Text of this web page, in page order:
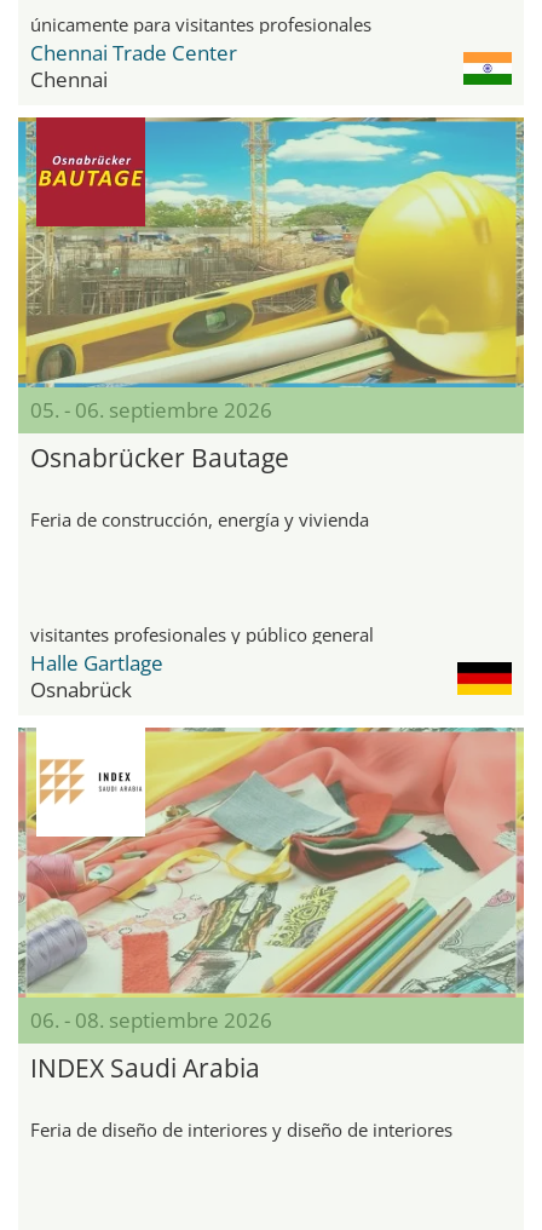
únicamente para visitantes profesionales
Chennai Trade Center
Chennai
05. - 06. septiembre 2026
Osnabrücker Bautage
Feria de construcción, energía y vivienda
visitantes profesionales y público general
Halle Gartlage
Osnabrück
06. - 08. septiembre 2026
INDEX Saudi Arabia
Feria de diseño de interiores y diseño de interiores